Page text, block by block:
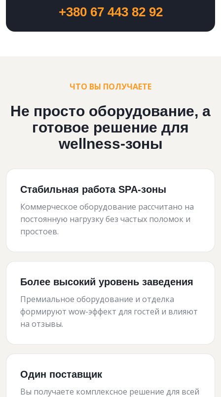
+380 67 443 82 92
ЧТО ВЫ ПОЛУЧАЕТЕ
Не просто оборудование, а
готовое решение для
wellness-зоны
Стабильная работа SPA-зоны
Коммерческое оборудование рассчитано на
постоянную нагрузку без частых поломок и
простоев.
Более высокий уровень заведения
Премиальное оборудование и отделка
формируют wow-эффект для гостей и влияют
на отзывы.
Один поставщик
Вы получаете комплексное решение для всей